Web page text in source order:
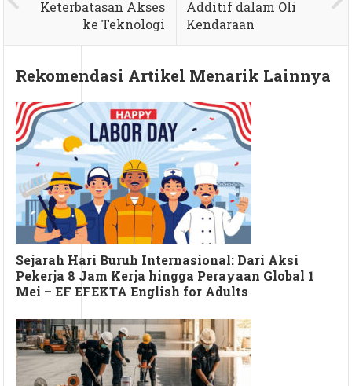
Keterbatasan Akses
ke Teknologi
Additif dalam Oli
Kendaraan
Rekomendasi Artikel Menarik Lainnya
Sejarah Hari Buruh Internasional: Dari Aksi
Pekerja 8 Jam Kerja hingga Perayaan Global 1
Mei – EF EFEKTA English for Adults